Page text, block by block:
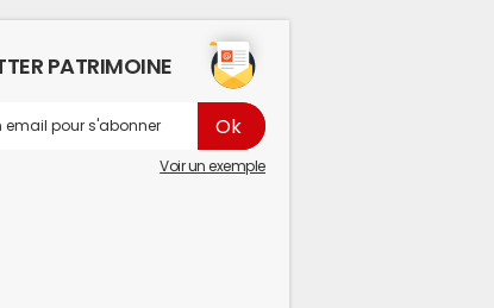
PATRIMOINE
Voir un exemple